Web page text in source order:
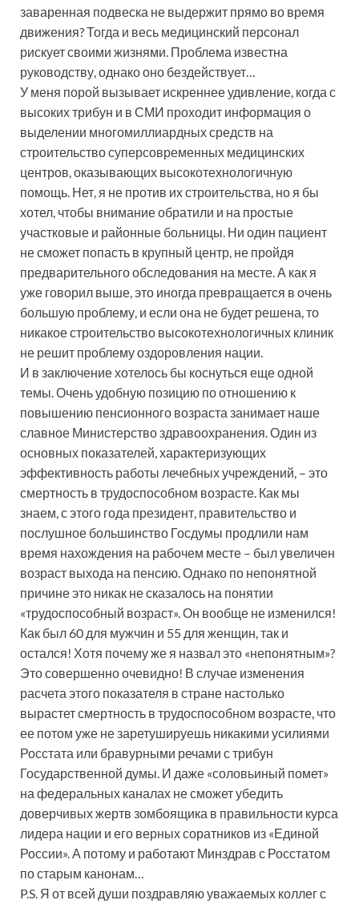
заваренная подвеска не выдержит прямо во время
движения? Тогда и весь медицинский персонал
рискует своими жизнями. Проблема известна
руководству, однако оно бездействует…
У меня порой вызывает искреннее удивление, когда с
высоких трибун и в СМИ проходит информация о
выделении многомиллиардных средств на
строительство суперсовременных медицинских
центров, оказывающих высокотехнологичную
помощь. Нет, я не против их строительства, но я бы
хотел, чтобы внимание обратили и на простые
участковые и районные больницы. Ни один пациент
не сможет попасть в крупный центр, не пройдя
предварительного обследования на месте. А как я
уже говорил выше, это иногда превращается в очень
большую проблему, и если она не будет решена, то
никакое строительство высокотехнологичных клиник
не решит проблему оздоровления нации.
И в заключение хотелось бы коснуться еще одной
темы. Очень удобную позицию по отношению к
повышению пенсионного возраста занимает наше
славное Министерство здравоохранения. Один из
основных показателей, характеризующих
эффективность работы лечебных учреждений, – это
смертность в трудоспособном возрасте. Как мы
знаем, с этого года президент, правительство и
послушное большинство Госдумы продлили нам
время нахождения на рабочем месте – был увеличен
возраст выхода на пенсию. Однако по непонятной
причине это никак не сказалось на понятии
«трудоспособный возраст». Он вообще не изменился!
Как был 60 для мужчин и 55 для женщин, так и
остался! Хотя почему же я назвал это «непонятным»?
Это совершенно очевидно! В случае изменения
расчета этого показателя в стране настолько
вырастет смертность в трудоспособном возрасте, что
ее потом уже не заретушируешь никакими усилиями
Росстата или бравурными речами с трибун
Государственной думы. И даже «соловьиный помет»
на федеральных каналах не сможет убедить
доверчивых жертв зомбоящика в правильности курса
лидера нации и его верных соратников из «Единой
России». А потому и работают Минздрав с Росстатом
по старым канонам…
P.S. Я от всей души поздравляю уважаемых коллег с